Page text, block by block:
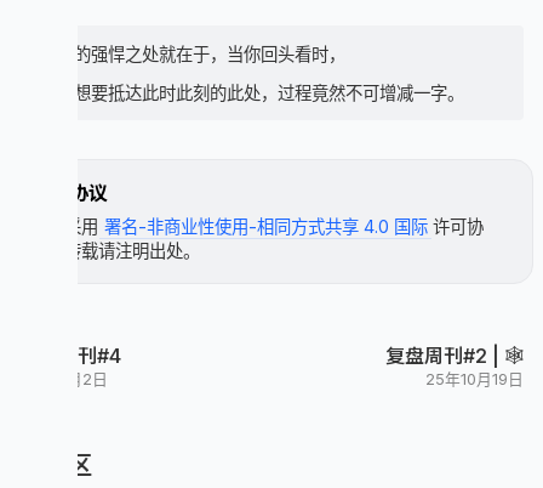
命运的强悍之处就在于，当你回头看时，
发现想要抵达此时此刻的此处，过程竟然不可增减一字。
许可协议
本文采用 署名-非商业性使用-相同方式共享 4.0 国际 许可协
议，转载请注明出处。
复盘周刊#4
25年11月2日
复盘周刊#2 | 🕸
25年10月19日
评论区